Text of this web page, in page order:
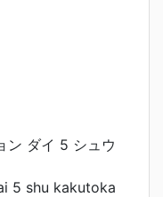
ン ダイ 5 シュウ
5 shu kakutoka